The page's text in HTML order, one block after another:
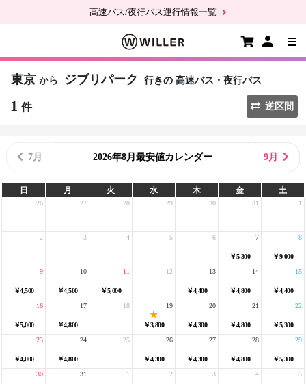
高速バス/夜行バス運行情報一覧
東京 から ジブリパーク 行きの 高速バス・夜行バス
1 件 逆区間
7月 2026年8月最安値カレンダー 9月
日 月 火 水 木 金 土
26 27 28 29 30 31 1
2 3 4 5 6
￥5,300
7
￥9,000
8
￥4,500
9
￥4,500
10
￥5,000
11 12
￥4,400
13
￥4,800
14
￥4,400
15
￥5,000
16
￥4,800
17 18
￥3,800
19
￥4,300
20
￥4,800
21
￥5,300
22
￥4,000
23
￥4,800
24 25
￥4,300
26
￥4,300
27
￥4,800
28
￥5,300
29
30 31 1 2 3 4 5